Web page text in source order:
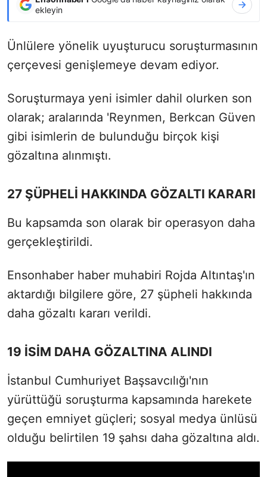
ekleyin
Ünlülere yönelik uyuşturucu soruşturmasının
çerçevesi genişlemeye devam ediyor.
Soruşturmaya yeni isimler dahil olurken son
olarak; aralarında 'Reynmen, Berkcan Güven
gibi isimlerin de bulunduğu birçok kişi
gözaltına alınmıştı.
27 ŞÜPHELİ HAKKINDA GÖZALTI KARARI
Bu kapsamda son olarak bir operasyon daha
gerçekleştirildi.
Ensonhaber haber muhabiri Rojda Altıntaş'ın
aktardığı bilgilere göre, 27 şüpheli hakkında
daha gözaltı kararı verildi.
19 İSİM DAHA GÖZALTINA ALINDI
İstanbul Cumhuriyet Başsavcılığı'nın
yürüttüğü soruşturma kapsamında harekete
geçen emniyet güçleri; sosyal medya ünlüsü
olduğu belirtilen 19 şahsı daha gözaltına aldı.